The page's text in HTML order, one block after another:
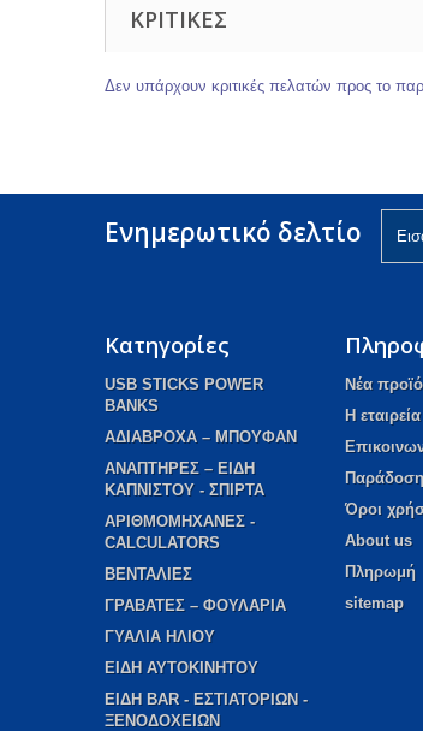
ΚΡΙΤΙΚΈΣ
Δεν υπάρχουν κριτικές πελατών προς το
Ενημερωτικό δελτίο
Κατηγορίες
USB STICKS POWER
BANKS
AΔΙΑΒΡΟΧΑ – ΜΠΟΥΦΑΝ
ΑΝΑΠΤΗΡΕΣ – ΕΙΔΗ
ΚΑΠΝΙΣΤΟΥ - ΣΠΙΡΤΑ
ΑΡΙΘΜΟΜΗΧΑΝΕΣ -
CALCULATORS
ΒΕΝΤΑΛΙΕΣ
ΓΡΑΒΑΤΕΣ – ΦΟΥΛΑΡΙΑ
ΓΥΑΛΙΑ ΗΛΙΟΥ
ΕΙΔΗ ΑΥΤΟΚΙΝΗΤΟΥ
ΕΙΔΗ BAR - ΕΣΤΙΑΤΟΡΙΩΝ -
ΞΕΝΟΔΟΧΕΙΩΝ
Νέα
Η
Παράδοση
Όροι
About us
Πληρωμή
sitemap